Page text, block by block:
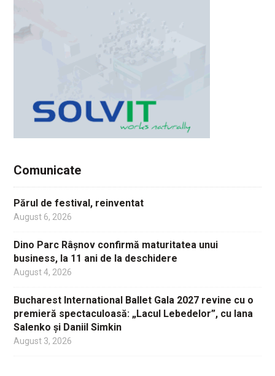
Comunicate
Părul de festival, reinventat
August 6, 2026
Dino Parc Râșnov confirmă maturitatea unui
business, la 11 ani de la deschidere
August 4, 2026
Bucharest International Ballet Gala 2027 revine cu o
premieră spectaculoasă: „Lacul Lebedelor”, cu Iana
Salenko și Daniil Simkin
August 3, 2026